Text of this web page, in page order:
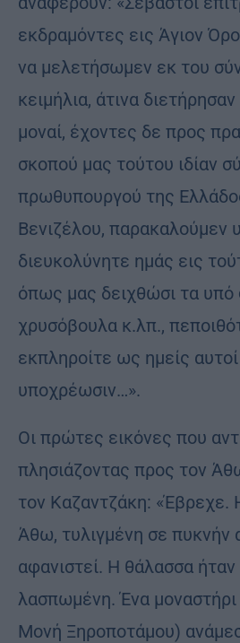
εκδραμόντες εις Άγιον
να μελετήσωμεν εκ του
κειμήλια, άτινα
μοναί, έχοντες δε προς
σκοπού μας τούτου ιδίαν
πρωθυπουργού της
Βενιζέλου, παρακαλούμεν
διευκολύνητε ημάς εις
όπως μας δειχθώσι τα υπό
χρυσόβουλα κ.λπ.,
εκπληροίτε ως ημείς
υποχρέωσιν…».
Οι πρώτες εικόνες που
πλησιάζοντας προς τον
τον Καζαντζάκη: «Έβρεχε.
Άθω, τυλιγμένη σε πυκνήν
αφανιστεί. Η θάλασσα
λασπωμένη. Ένα μοναστήρι
Μονή Ξηροποτάμου)